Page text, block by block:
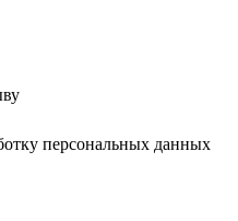
персональных данных